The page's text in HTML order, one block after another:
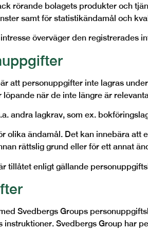
rörande bolagets produkter och
samt för statistikändamål och
överväger den registrerades
att personuppgifter inte lagras
när de inte längre är
andra lagkrav, som ex.
olika ändamål. Det kan innebära
rättslig grund eller för ett annat
tillåtet enligt gällande
Svedbergs Groups
Svedbergs Group